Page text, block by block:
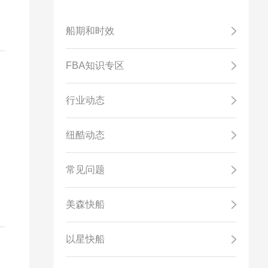
船期和时效
FBA知识专区
行业动态
纽酷动态
常见问题
美森快船
以星快船